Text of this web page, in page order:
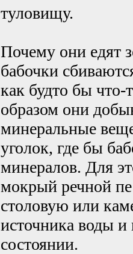
туловищу.
Почему они едят
бабочки
как будто бы что-
образом они
минеральные
уголок, где бы
минералов. Для
мокрый речной
столовую или
источника воды
состоянии.